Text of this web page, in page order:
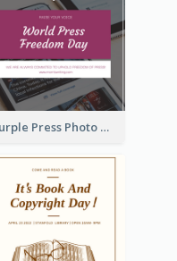
Purple Press Photo World Press Freedom Day Instagram Post